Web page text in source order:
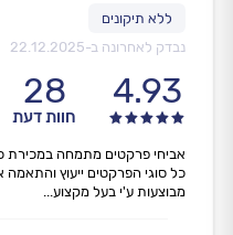
נבדק לאחרונה ב-22.12.2025
4.93
28
חוות דעת
אביחי פרקטים מתמחה במכירת
כל סוגי הפרקטים ייעוץ
מבוצעות ע'י בעל מקצוע...